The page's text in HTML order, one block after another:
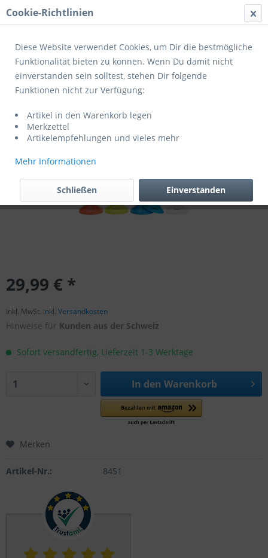
Menü
Übersicht Trainerbedarf
29,99 € *
inkl. MwSt. inkl. Versandkosten
Hinweise für Kunden aus der Schweiz
Sofort versandfertig, Lieferzeit 1-3 Werktage
In den Warenkorb
Merken
Artikel-Nr.: 8451
Cookie-Richtlinien
Diese Website verwendet Cookies, um Dir die bestmögliche
Funktionalität bieten zu können. Wenn Du damit nicht
einverstanden sein solltest, stehen Dir folgende
Funktionen nicht zur Verfügung:
Artikel in den Warenkorb legen
Merkzettel
Artikelempfehlungen und vieles mehr
Mehr Informationen
Einverstanden
Schließen